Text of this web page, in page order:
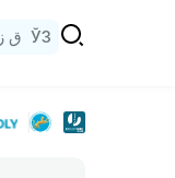
ق ز ЎЗ